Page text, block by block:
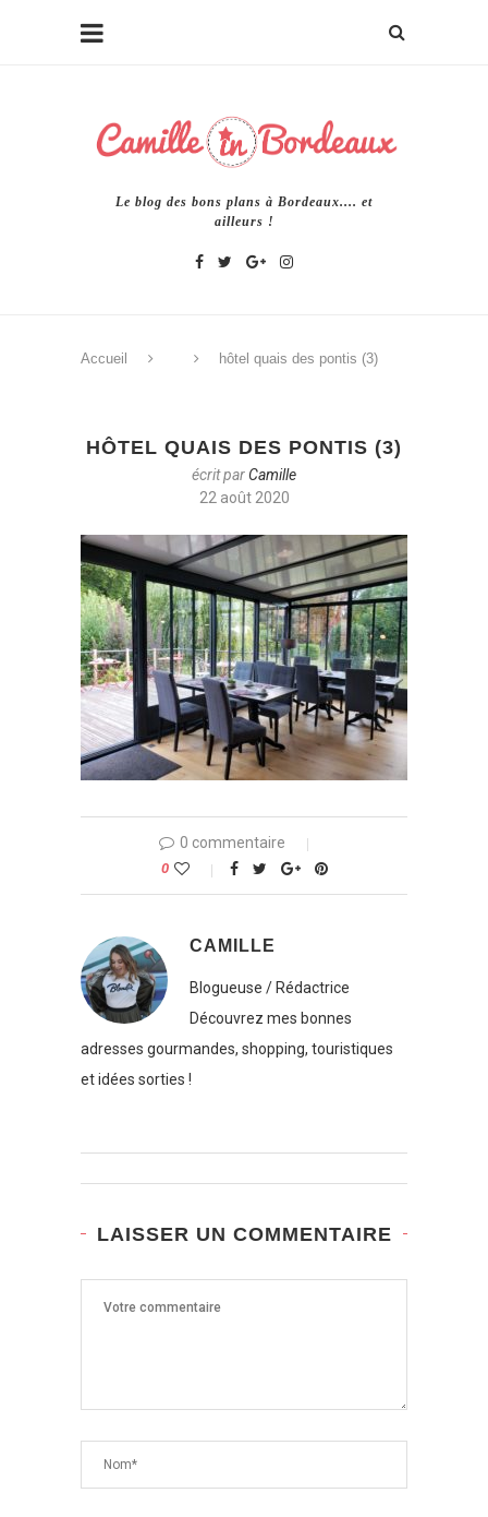
Le blog des bons plans à Bordeaux.... et
ailleurs !
Accueil hôtel quais des pontis (3)
HÔTEL QUAIS DES PONTIS (3)
écrit parCamille
22 août 2020
0 commentaire
0
CAMILLE
Blogueuse / Rédactrice
Découvrez mes bonnes
adresses gourmandes, shopping, touristiques
et idées sorties !
LAISSER UN COMMENTAIRE